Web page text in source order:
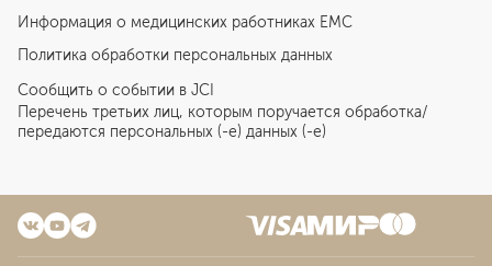
Информация о медицинских работниках EMC
Политика обработки персональных данных
Сообщить о событии в JCI
Перечень третьих лиц, которым поручается обработка/
передаются персональных (-е) данных (-е)